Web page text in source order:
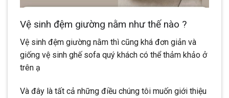
Vệ sinh đệm giường nằm như thế nào ?
Vệ sinh đệm giường nằm thì cũng khá đơn giản và
giống vệ sinh ghế sofa quý khách có thể thảm khảo ở
trên ạ
Và đây là tất cả những điều chúng tôi muốn giới thiệu